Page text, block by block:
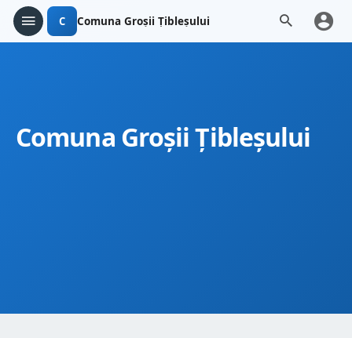
C Comuna Groșii Țibleșului
Comuna Groșii Țibleșului